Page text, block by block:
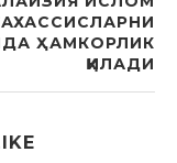
ҲАМКОРЛИК
ҚИЛАДИ